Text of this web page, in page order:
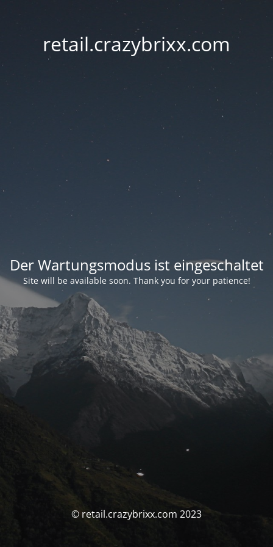
retail.crazybrixx.com
Der Wartungsmodus ist eingeschaltet
Site will be available soon. Thank you for your patience!
© retail.crazybrixx.com 2023